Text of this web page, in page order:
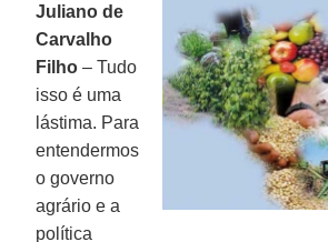
Juliano de
Carvalho
Filho– Tudo
isso é uma
lástima. Para
entendermos
o governo
agrário e a
política